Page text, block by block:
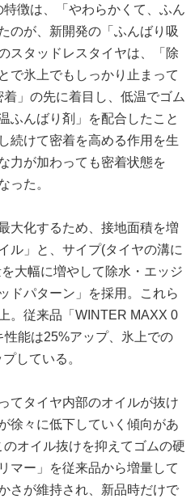
徴は、「やわらかくて、ふん
のが、新開発の「ふんばり吸
スタッドレスタイヤは、「除
で氷上でもしっかり止まって
」の先に着目し、低温でゴム
ふんばり剤」を配合したこと
続けて密着を高める作用を生
力が加わっても密着状態を
った。
大化するため、接地面積を増
ル」と、サイプ(タイヤの溝に
大幅に増やして除水・エッジ
ドパターン」を採用。これら
。従来品「WINTER MAXX 0
能は25%アップ、氷上での
している。
てタイヤ内部のオイルが抜け
徐々に低下していく傾向があ
オイル抜けを抑えてゴムの硬
マー」を従来品から増量して
さが維持され、新品時だけで